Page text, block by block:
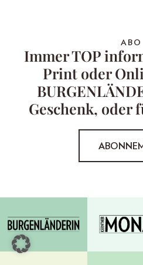
ABO
Immer TOP
Print oder
Geschenk, oder